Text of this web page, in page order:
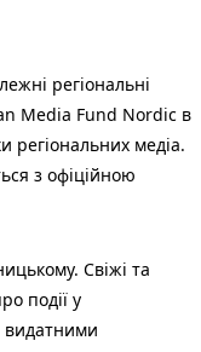
регіональні
Media Fund Nordic в
регіональних медіа.
з офіційною
Свіжі та
події у
видатними